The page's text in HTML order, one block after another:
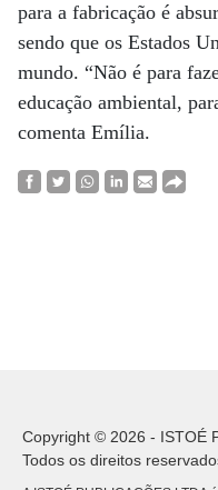
para a fabricação é
sendo que os Estados
mundo. “Não é para
educação ambiental,
comenta Emília.
Copyright © 2026 - ISTOÉ
Todos os direitos